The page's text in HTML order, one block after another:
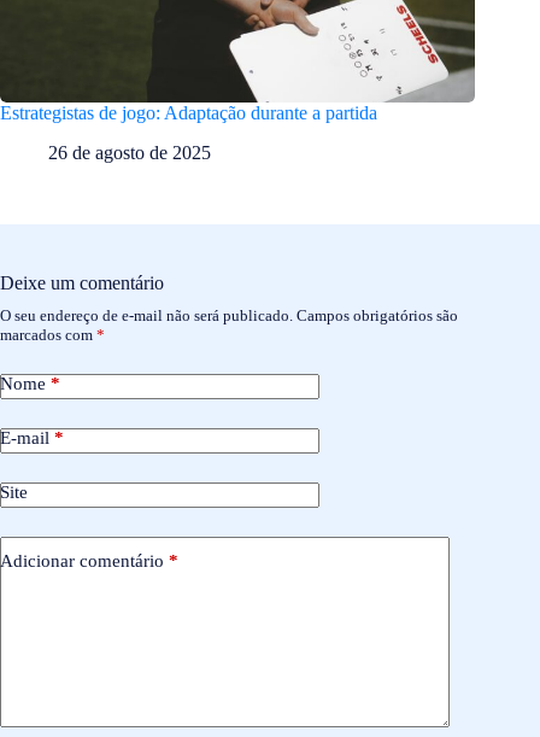
Estrategistas de jogo: Adaptação durante a partida
26 de agosto de 2025
Deixe um comentário
O seu endereço de e-mail não será publicado. Campos obrigatórios são
marcados com *
Nome *
E-mail *
Site
Adicionar comentário *